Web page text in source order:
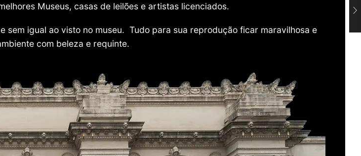
Museus, casas de leilões e artistas licenciados.
sem igual ao visto no museu. Tudo para sua reprodução ficar maravilhosa e
com beleza e requinte.